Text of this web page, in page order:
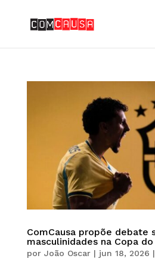
ComCausa propõe debate
masculinidades na Copa
por João Oscar| jun 18, 2026 |